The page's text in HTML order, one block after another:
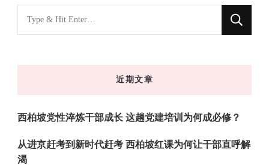
找
什
近期文章
西柏坡党性淬炼干部成长 这趟党建培训为何成必修？
从进京赶考到新时代赶考 西柏坡红课为何让干部直呼解
渴